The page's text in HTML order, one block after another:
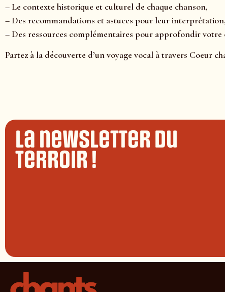
– Le contexte historique et culturel de chaque chanson,
– Des recommandations et astuces pour leur interprétation,
– Des ressources complémentaires pour approfondir votre
Partez à la découverte d’un voyage vocal à travers Coeur
La newsletter du
terroir !